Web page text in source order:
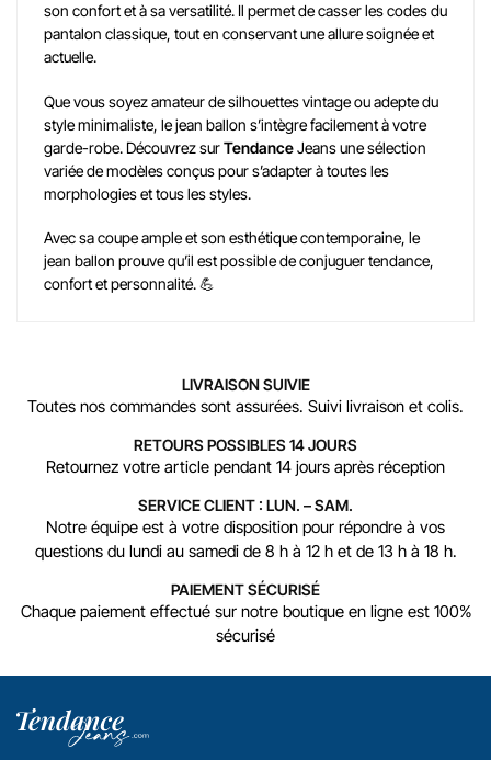
son confort et à sa versatilité. Il permet de casser les codes du
pantalon classique, tout en conservant une allure soignée et
actuelle.
Que vous soyez amateur de silhouettes vintage ou adepte du
style minimaliste, le jean ballon s’intègre facilement à votre
garde-robe. Découvrez surTendanceJeans une sélection
variée de modèles conçus pour s’adapter à toutes les
morphologies et tous les styles.
Avec sa coupe ample et son esthétique contemporaine, le
jean ballon prouve qu’il est possible de conjuguer tendance,
confort et personnalité. 💪
LIVRAISON SUIVIE
Toutes nos commandes sont assurées. Suivi livraison et colis.
RETOURS POSSIBLES 14 JOURS
Retournez votre article pendant 14 jours après réception
SERVICE CLIENT : LUN. – SAM.
Notre équipe est à votre disposition pour répondre à vos
questions du lundi au samedi de 8 h à 12 h et de 13 h à 18 h.
PAIEMENT SÉCURISÉ
Chaque paiement effectué sur notre boutique en ligne est 100%
sécurisé